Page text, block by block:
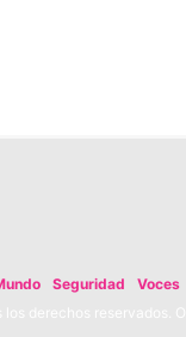
Seguridad Voces